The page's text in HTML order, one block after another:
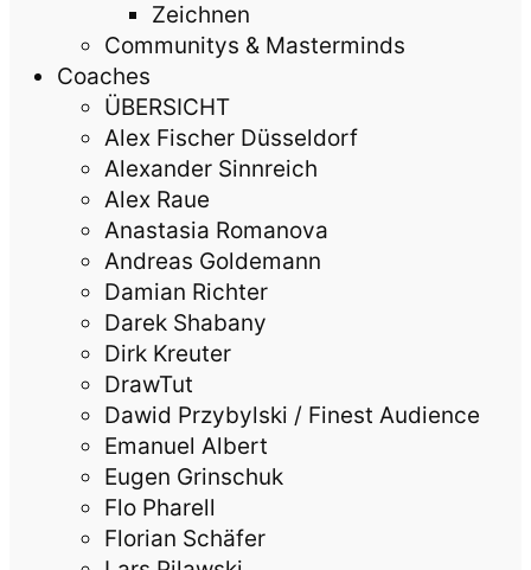
Zeichnen
Communitys & Masterminds
Coaches
ÜBERSICHT
Alex Fischer Düsseldorf
Alexander Sinnreich
Alex Raue
Anastasia Romanova
Andreas Goldemann
Damian Richter
Darek Shabany
Dirk Kreuter
DrawTut
Dawid Przybylski / Finest Audience
Emanuel Albert
Eugen Grinschuk
Flo Pharell
Florian Schäfer